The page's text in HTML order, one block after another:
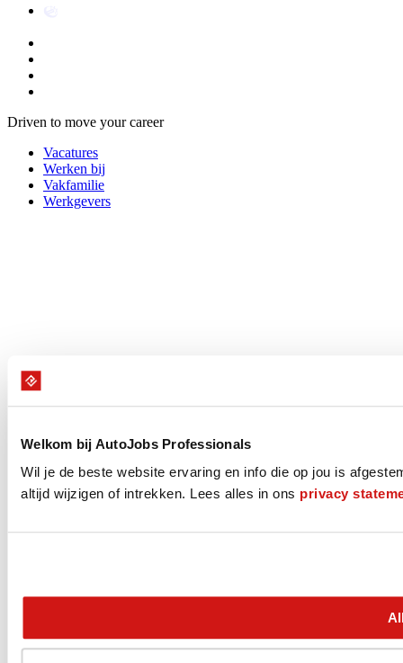
Welkom bij AutoJobs Professionals
Wil je de beste website ervaring en info die op jou is
altijd wijzigen of intrekken. Lees alles in ons privacy
Driven to move your career
Vacatures
Werken bij
Vakfamilie
Werkgevers